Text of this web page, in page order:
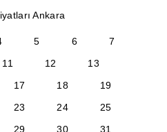
Ankara
5 6
7
11 12
13
17 18
19
23 24
25
29 30
31